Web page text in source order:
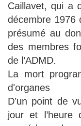
Caillavet, qui a
décembre 1976
présumé au
des membres
de l’ADMD.
La mort
d'organes
D’un point de
jour et l’heure